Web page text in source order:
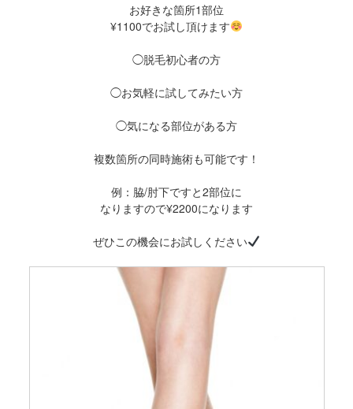
お好きな箇所1部位
¥1100でお試し頂けます
◯脱毛初心者の方
◯お気軽に試してみたい方
◯気になる部位がある方
複数箇所の同時施術も可能です！
例：脇/肘下ですと2部位に
なりますので¥2200になります
ぜひこの機会にお試しください